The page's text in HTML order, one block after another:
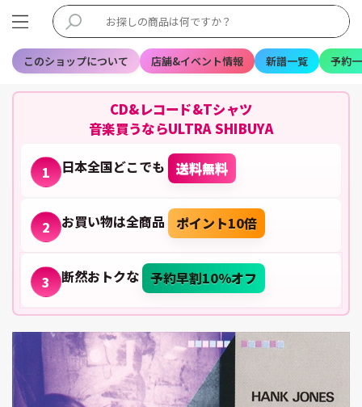
このショップについて 店舗&イベント情報 新譜一覧 予約
CD&レコード&Tシャツ
音楽買うならULTRA SHIBUYA
1 日本全国どこでも 送料無料
2 お買い物は全商品 ポイント10倍
3 断然おトクな 予約早割10%オフ